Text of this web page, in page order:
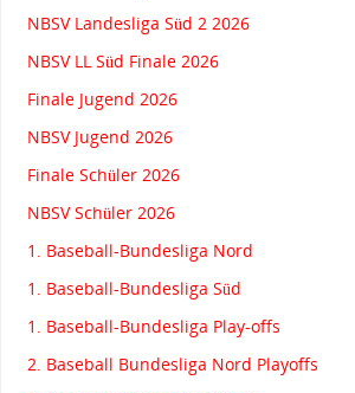
NBSV Landesliga Süd 2 2026
NBSV LL Süd Finale 2026
Finale Jugend 2026
NBSV Jugend 2026
Finale Schüler 2026
NBSV Schüler 2026
1. Baseball-Bundesliga Nord
1. Baseball-Bundesliga Süd
1. Baseball-Bundesliga Play-offs
2. Baseball Bundesliga Nord Playoffs